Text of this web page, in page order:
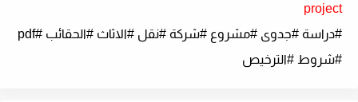
project
#دراسة #جدوى #مشروع #شركة #نقل #الاثاث #الحقائب #pdf
#شروط #الترخيص